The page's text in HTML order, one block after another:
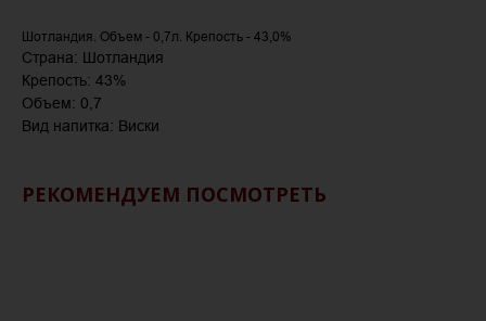
Шотландия. Объем - 0,7л. Крепость - 43,0%
Страна: Шотландия
Крепость: 43%
Объем: 0,7
Вид напитка: Виски
РЕКОМЕНДУЕМ ПОСМОТРЕТЬ